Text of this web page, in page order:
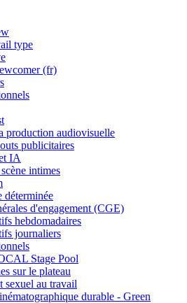
type
(fr)
production audiovisuelle
publicitaires
IA
intimes
déterminée
d'engagement (CGE)
hebdomadaires
journaliers
Stage Pool
sur le plateau
sexuel au travail
durable - Green